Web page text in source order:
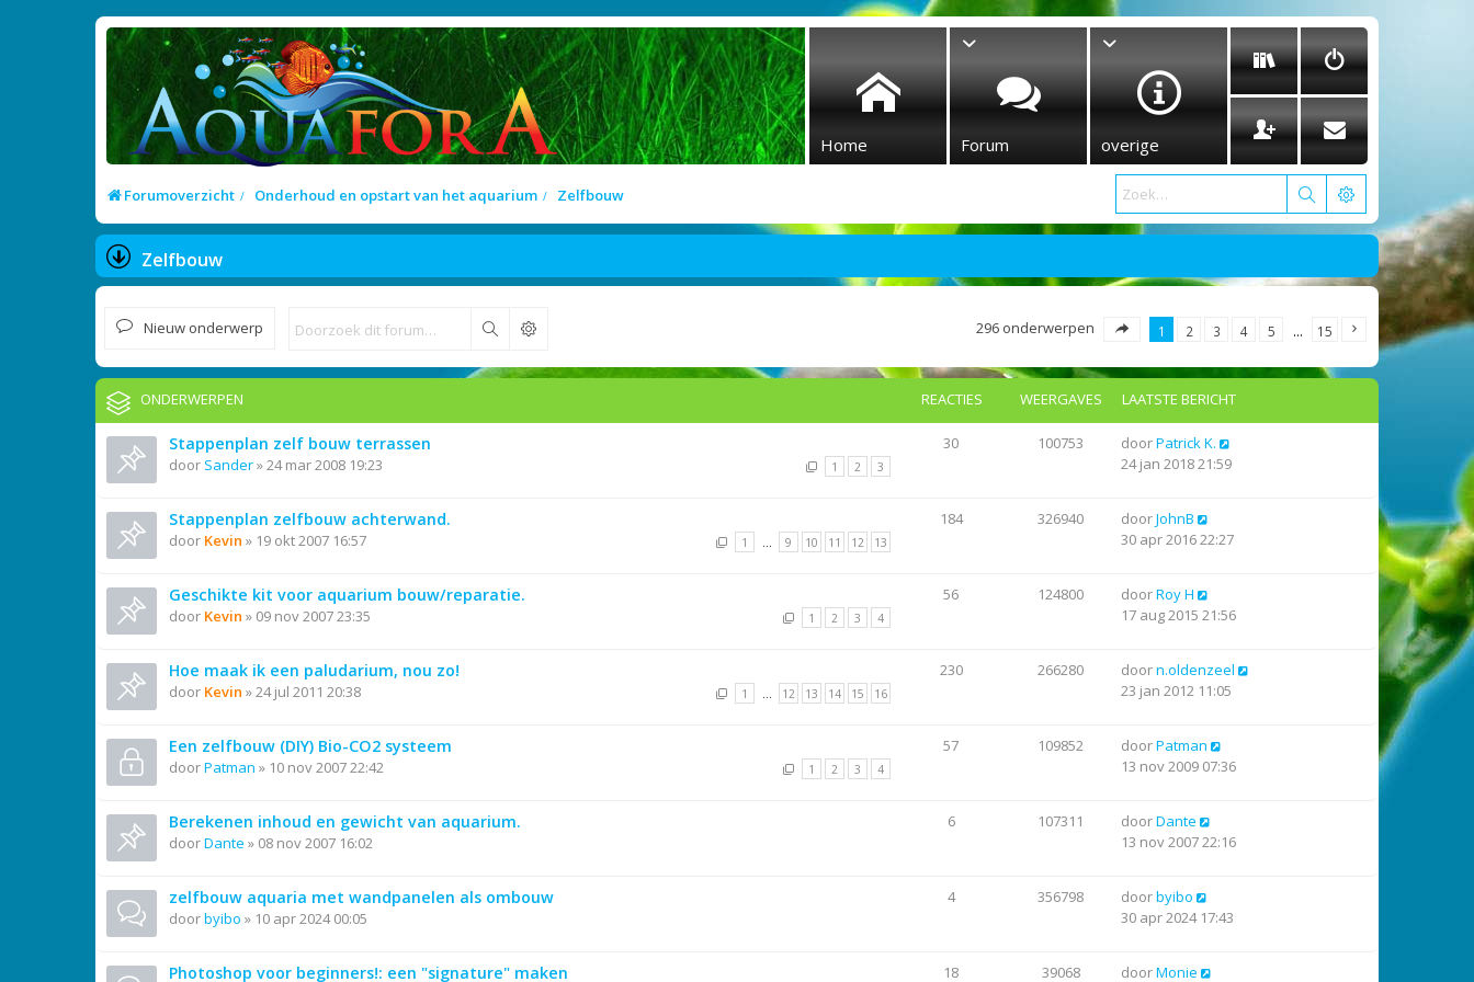
Home Forum overige
Forumoverzicht Onderhoud en opstart van het aquarium Zelfbouw
Zelfbouw
Nieuw onderwerp Zoek 296 onderwerpen 1 2 3 4 5 … 15
ONDERWERPEN REACTIES WEERGAVES LAATSTE BERICHT
Stappenplan zelf bouw terrassen
door Sander»24 mar 2008 19:23 1 2 3
30 100753 doorPatrick K.
24 jan 2018 21:59
Stappenplan zelfbouw achterwand.
door Kevin » 19 okt 2007 16:57 1 … 9 10 11 12 13
184 326940 doorJohnB
30 apr 2016 22:27
Geschikte kit voor aquarium bouw/reparatie.
door Kevin » 09 nov 2007 23:35 1 2 3 4
56 124800 doorRoy H
17 aug 2015 21:56
Hoe maak ik een paludarium, nou zo!
door Kevin »24 jul 2011 20:38 1 … 12 13 14 15 16
230 266280 doorn.oldenzeel
23 jan 2012 11:05
Een zelfbouw (DIY) Bio-CO2 systeem
doorPatman » 10 nov 2007 22:42 1 2 3 4
57 109852 doorPatman
13 nov 2009 07:36
Berekenen inhoud en gewicht van aquarium.
doorDante » 08 nov 2007 16:02
6 107311 doorDante
13 nov 2007 22:16
zelfbouw aquaria met wandpanelen als ombouw
doorbyibo » 10 apr 2024 00:05
4 356798 doorbyibo
30 apr 2024 17:43
Photoshop voor beginners!: een "signature" maken 18 39068 doorMonie